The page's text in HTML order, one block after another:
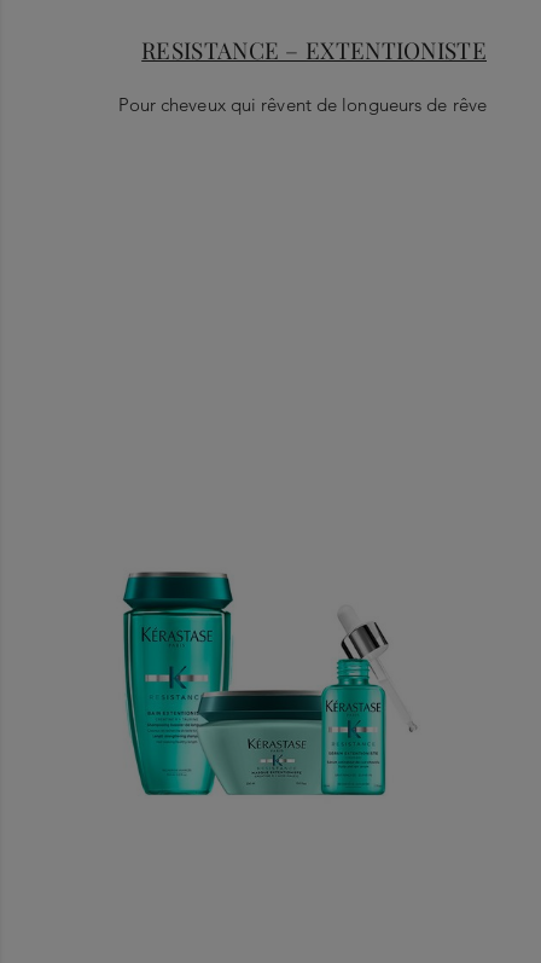
RESISTANCE – EXTENTIONISTE
Pour cheveux qui rêvent de longueurs de rêve